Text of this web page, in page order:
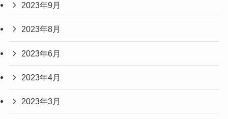
2023年9月
2023年8月
2023年6月
2023年4月
2023年3月